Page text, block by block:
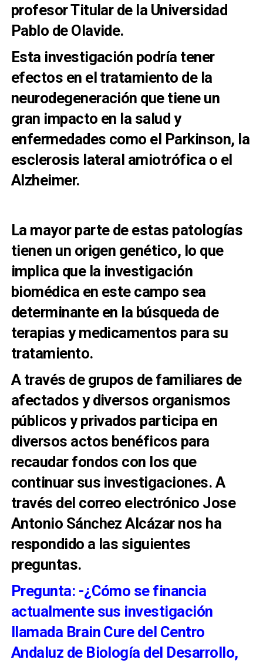
profesor Titular de la Universidad
Pablo de Olavide.
Esta investigación podría tener
efectos en el tratamiento de la
neurodegeneración que tiene un
gran impacto en la salud y
enfermedades como el Parkinson, la
esclerosis lateral amiotrófica o el
Alzheimer.
La mayor parte de estas patologías
tienen un origen genético, lo que
implica que la investigación
biomédica en este campo sea
determinante en la búsqueda de
terapias y medicamentos para su
tratamiento.
A través de grupos de familiares de
afectados y diversos organismos
públicos y privados participa en
diversos actos benéficos para
recaudar fondos con los que
continuar sus investigaciones. A
través del correo electrónico Jose
Antonio Sánchez Alcázar nos ha
respondido a las siguientes
preguntas.
Pregunta: -¿Cómo se financia
actualmente sus investigación
llamada Brain Cure del Centro
Andaluz de Biología del Desarrollo,